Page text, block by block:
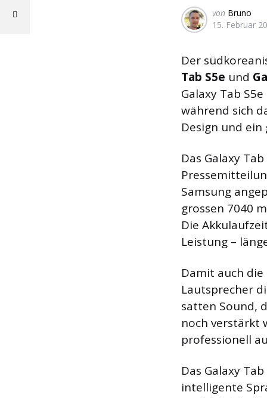
Geschrieben
von
von Bruno
15. Februar
Der
Tab S5e und
Galaxy Tab
während sich
Design und
Das Galaxy
Samsung
grossen 7040
Die
Leistung –
Damit auch
Lautsprecher
satten Sound,
noch verstärkt
professionell
Das Galaxy
intelligente